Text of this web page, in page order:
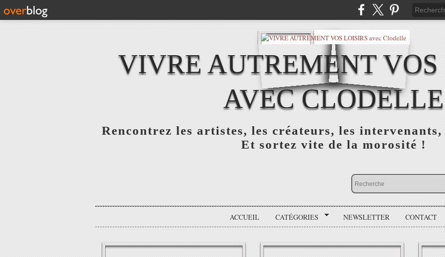
VIVRE AUTREMENT VOS
AVEC CLODELLE
Rencontrez les artistes, les créateurs, les
Et sortez vite de la morosité !
ACCUEIL CATÉGORIES NEWSLETTER CONTACT